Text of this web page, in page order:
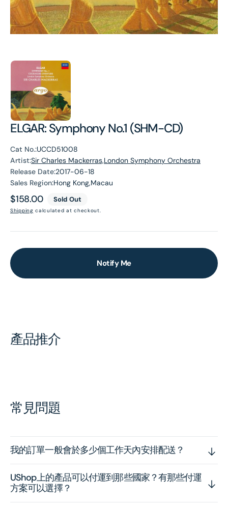
ELGAR: Symphony No.1 (SHM-CD)
Cat No.:UCCD51008
Artist:Sir Charles Mackerras,London Symphony Orchestra
Release Date:2017-06-18
Sales Region:Hong Kong,Macau
Regular
price
$158.00 Sold Out
Shipping calculated at checkout.
Notify Me
產品推介
常見問題
我的訂單一般會於多少個工作天內安排配送？
UShop上的產品可以付運到那些國家？有那些付運
方案可以選擇？